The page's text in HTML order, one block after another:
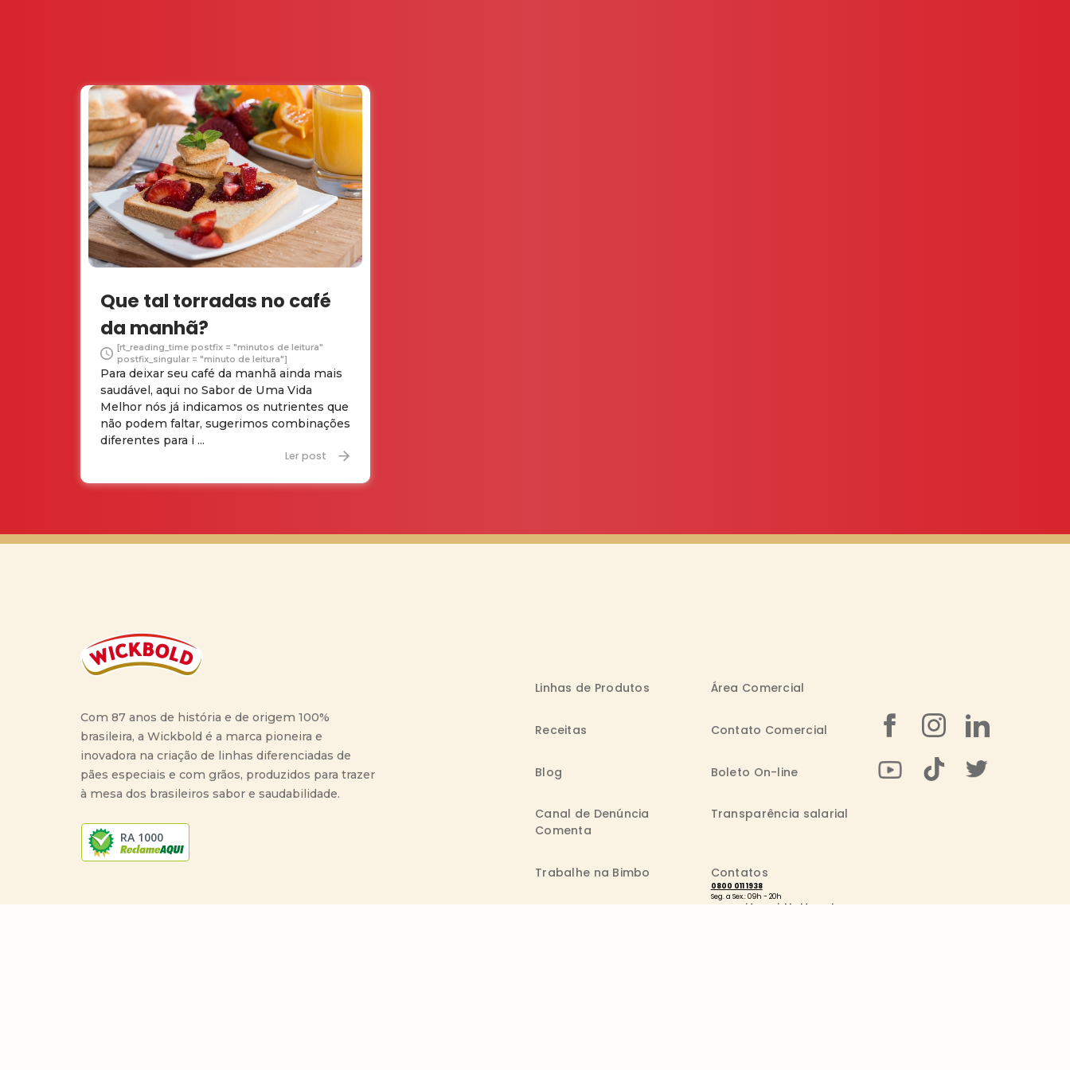
Que tal torradas no café
da manhã?
[rt_reading_time postfix = "minutos de leitura"
postfix_singular = "minuto de leitura"]
Para deixar seu café da manhã ainda mais
saudável, aqui no Sabor de Uma Vida
Melhor nós já indicamos os nutrientes que
não podem faltar, sugerimos combinações
diferentes para i ...
Ler post
Com 87 anos de história e de origem 100%
brasileira, a Wickbold é a marca pioneira e
inovadora na criação de linhas diferenciadas de
pães especiais e com grãos, produzidos para trazer
à mesa dos brasileiros sabor e saudabilidade.
RA 1000
Linhas de Produtos Área Comercial
Receitas Contato Comercial
Blog Boleto On-line
Canal de Denúncia
Comenta
Transparência salarial
Trabalhe na Bimbo Contatos
0800 011 1938
Seg. a Sex.: 09h - 20h
consumidor@wickbold.com.br